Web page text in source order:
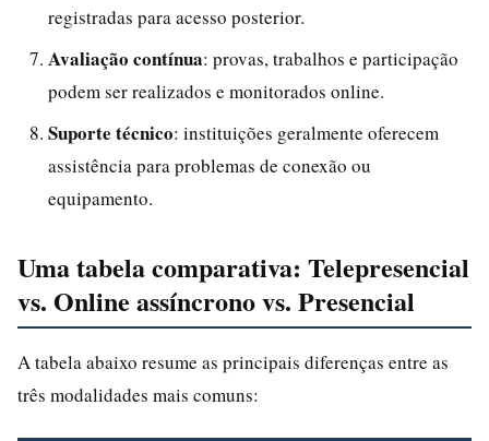
registradas para acesso posterior.
Avaliação contínua: provas, trabalhos e participação
podem ser realizados e monitorados online.
Suporte técnico: instituições geralmente oferecem
assistência para problemas de conexão ou
equipamento.
Uma tabela comparativa: Telepresencial
vs. Online assíncrono vs. Presencial
A tabela abaixo resume as principais diferenças entre as
três modalidades mais comuns: